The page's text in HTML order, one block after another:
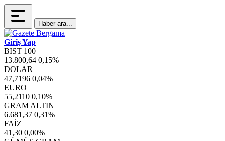
Haber ara...
Giriş Yap
BIST 100
13.800,64 0,15%
DOLAR
47,7196 0,04%
EURO
55,2110 0,10%
GRAM ALTIN
6.681,37 0,31%
FAİZ
41,30 0,00%